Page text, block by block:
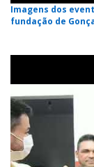
Imagens dos
fundação de